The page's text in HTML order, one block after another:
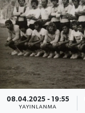
08.04.2025 - 19:55
YAYINLANMA
RESMİ İLAN